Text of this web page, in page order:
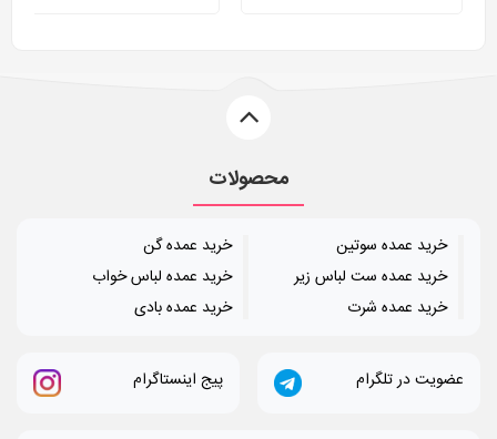
محصولات
خرید عمده سوتین
خرید عمده ست لباس زیر
خرید عمده شرت
خرید عمده گن
خرید عمده لباس خواب
خرید عمده بادی
عضویت در تلگرام پیج اینستاگرام